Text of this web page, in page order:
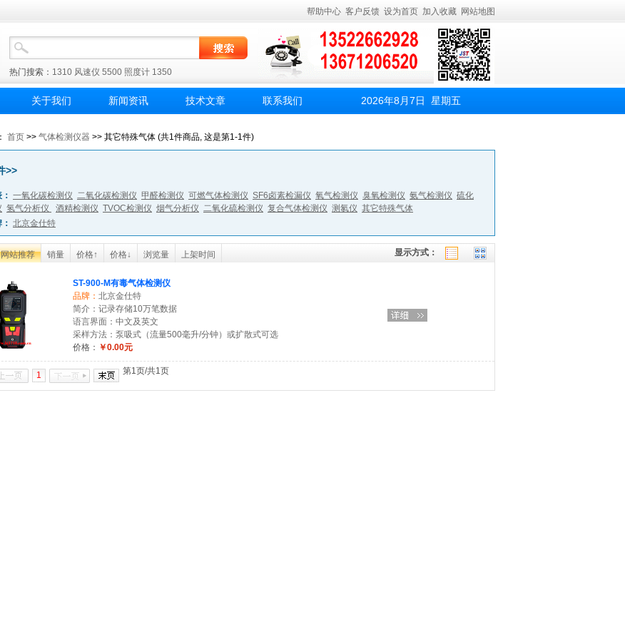
帮助中心 客户反馈 设为首页 加入收藏 网站地图
热门搜索： 1310 风速仪 5500 照度计 1350
关于我们 新闻资讯 技术文章 联系我们 2026年8月7日 星期五
首页 >> 气体检测仪器 >> 其它特殊气体 (共1件商品, 这是第1-1件)
>>
一氧化碳检测仪 二氧化碳检测仪 甲醛检测仪 可燃气体检测仪 SF6卤素检漏仪 氧气检测仪 臭氧检测仪 氨气检测仪 硫化
氢气分析仪 酒精检测仪 TVOC检测仪 烟气分析仪 二氧化硫检测仪 复合气体检测仪 测氡仪 其它特殊气体
北京金仕特
网站推荐 销量 价格↑ 价格↓ 浏览量 上架时间 显示方式：
ST-900-M有毒气体检测仪
品牌： 北京金仕特
简介：记录存储10万笔数据
语言界面：中文及英文
采样方法：泵吸式（流量500毫升/分钟）或扩散式可选
价格： ￥0.00元
第1页/共1页
1